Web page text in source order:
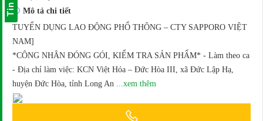
Mô tả chi tiết
TUYỂN DỤNG LAO ĐỘNG PHỔ THÔNG – CTY SAPPORO VIỆT
NAM]
*CÔNG NHÂN ĐÓNG GÓI, KIỂM TRA SẢN PHẨM* - Làm theo ca
- Địa chỉ làm việc: KCN Việt Hóa – Đức Hòa III, xã Đức Lập Hạ,
huyện Đức Hòa, tỉnh Long An
...xem thêm